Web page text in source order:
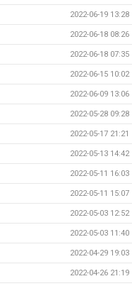
2022-06-19 13:28
2022-06-18 08:26
2022-06-18 07:35
2022-06-15 10:02
2022-06-09 13:06
2022-05-28 09:28
2022-05-17 21:21
2022-05-13 14:42
2022-05-11 16:03
2022-05-11 15:07
2022-05-03 12:52
2022-05-03 11:40
2022-04-29 19:03
2022-04-26 21:19